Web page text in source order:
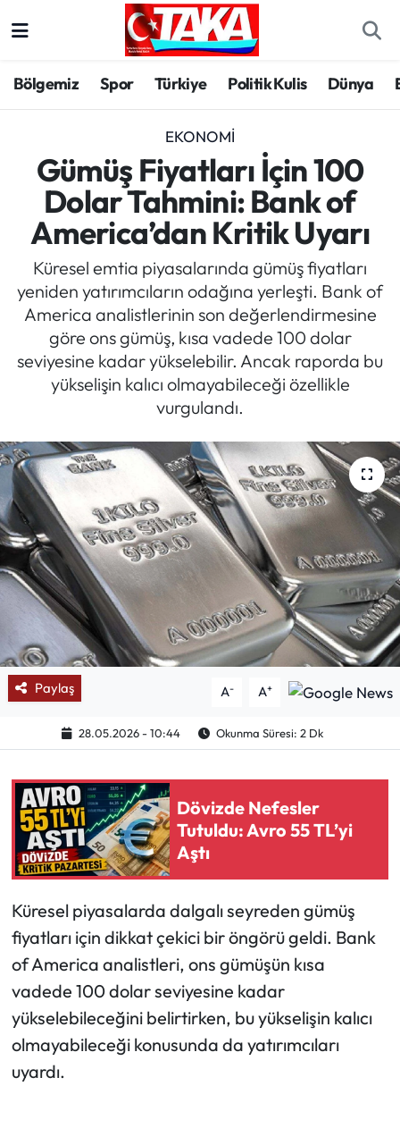
Bölgemiz Spor Türkiye Politik Kulis Dünya
EKONOMI
Gümüş Fiyatları İçin 100
Dolar Tahmini: Bank of
America’dan Kritik Uyarı
Küresel emtia piyasalarında gümüş fiyatları
yeniden yatırımcıların odağına yerleşti. Bank of
America analistlerinin son değerlendirmesine
göre ons gümüş, kısa vadede 100 dolar
seviyesine kadar yükselebilir. Ancak raporda bu
yükselişin kalıcı olmayabileceği özellikle
vurgulandı.
Paylaş A- A+
28.05.2026 - 10:44 Okunma Süresi: 2 Dk
Dövizde Nefesler
Tutuldu: Avro 55 TL’yi
Aştı
Küresel piyasalarda dalgalı seyreden gümüş
fiyatları için dikkat çekici bir öngörü geldi. Bank
of America analistleri, ons gümüşün kısa
vadede 100 dolar seviyesine kadar
yükselebileceğini belirtirken, bu yükselişin kalıcı
olmayabileceği konusunda da yatırımcıları
uyardı.
Spor
Türkiye
Kültür/Sanat
Politika
Politik Kulis
Dünya
Magazin
Röportaj
Manşet
Köşe Yazıları
Karikatür Galeri
BIK
ASTROLOJİ
Spor Yazıları
Mektup Galeri
Ekonomi
Turizm
Trabzon Hava Durumu
Trabzon Trafik Yoğunluk Haritası
Süper Lig Puan Durumu ve Fikstür
Tüm Manşetler
Son Dakika Haberleri
Haber Arşivi